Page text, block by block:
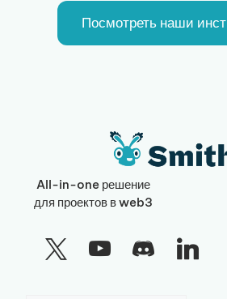
Посмотреть наши
All-in-one решение
для проектов в web3